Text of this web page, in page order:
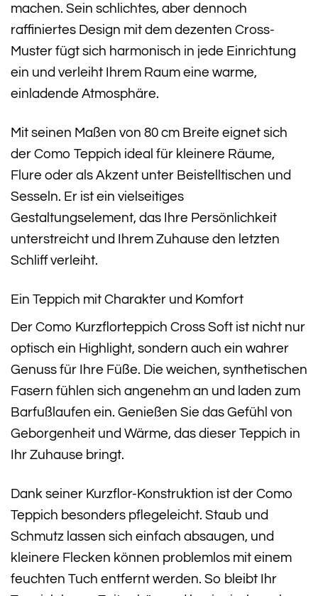
machen. Sein schlichtes, aber dennoch
raffiniertes Design mit dem dezenten Cross-
Muster fügt sich harmonisch in jede Einrichtung
ein und verleiht Ihrem Raum eine warme,
einladende Atmosphäre.
Mit seinen Maßen von 80 cm Breite eignet sich
der Como Teppich ideal für kleinere Räume,
Flure oder als Akzent unter Beistelltischen und
Sesseln. Er ist ein vielseitiges
Gestaltungselement, das Ihre Persönlichkeit
unterstreicht und Ihrem Zuhause den letzten
Schliff verleiht.
Ein Teppich mit Charakter und Komfort
Der Como Kurzflorteppich Cross Soft ist nicht nur
optisch ein Highlight, sondern auch ein wahrer
Genuss für Ihre Füße. Die weichen, synthetischen
Fasern fühlen sich angenehm an und laden zum
Barfußlaufen ein. Genießen Sie das Gefühl von
Geborgenheit und Wärme, das dieser Teppich in
Ihr Zuhause bringt.
Dank seiner Kurzflor-Konstruktion ist der Como
Teppich besonders pflegeleicht. Staub und
Schmutz lassen sich einfach absaugen, und
kleinere Flecken können problemlos mit einem
feuchten Tuch entfernt werden. So bleibt Ihr